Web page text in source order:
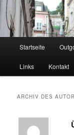
Startseite
Links Kontakt
ARCHIV DES